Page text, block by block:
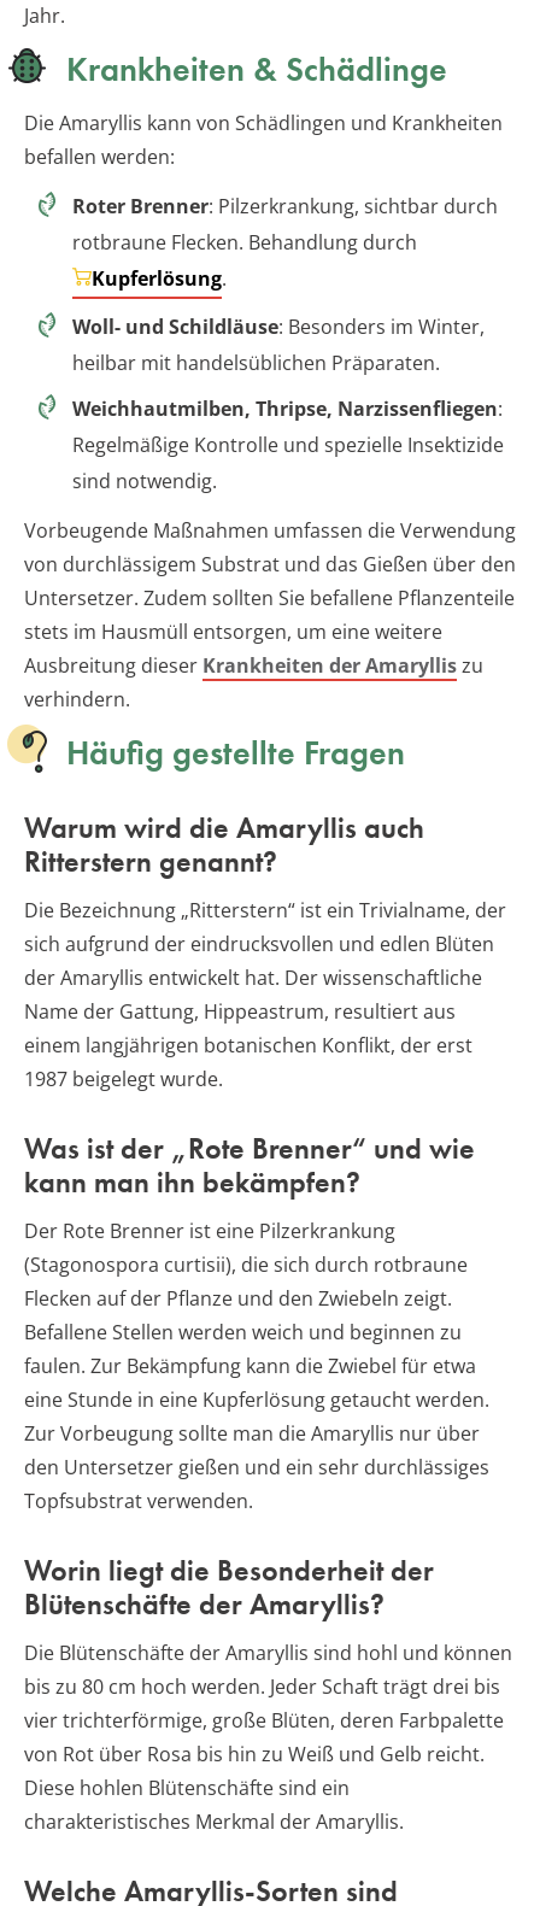
Jahr.
Krankheiten & Schädlinge
Die Amaryllis kann von Schädlingen und Krankheiten
befallen werden:
Roter Brenner: Pilzerkrankung, sichtbar durch
rotbraune Flecken. Behandlung durch
Kupferlösung.
Woll- und Schildläuse: Besonders im Winter,
heilbar mit handelsüblichen Präparaten.
Weichhautmilben, Thripse, Narzissenfliegen:
Regelmäßige Kontrolle und spezielle Insektizide
sind notwendig.
Vorbeugende Maßnahmen umfassen die Verwendung
von durchlässigem Substrat und das Gießen über den
Untersetzer. Zudem sollten Sie befallene Pflanzenteile
stets im Hausmüll entsorgen, um eine weitere
Ausbreitung dieser Krankheiten der Amarylliszu
verhindern.
Häufig gestellte Fragen
Warum wird die Amaryllis auch
Ritterstern genannt?
Die Bezeichnung „Ritterstern“ ist ein Trivialname, der
sich aufgrund der eindrucksvollen und edlen Blüten
der Amaryllis entwickelt hat. Der wissenschaftliche
Name der Gattung, Hippeastrum, resultiert aus
einem langjährigen botanischen Konflikt, der erst
1987 beigelegt wurde.
Was ist der „Rote Brenner“ und wie
kann man ihn bekämpfen?
Der Rote Brenner ist eine Pilzerkrankung
(Stagonospora curtisii), die sich durch rotbraune
Flecken auf der Pflanze und den Zwiebeln zeigt.
Befallene Stellen werden weich und beginnen zu
faulen. Zur Bekämpfung kann die Zwiebel für etwa
eine Stunde in eine Kupferlösung getaucht werden.
Zur Vorbeugung sollte man die Amaryllis nur über
den Untersetzer gießen und ein sehr durchlässiges
Topfsubstrat verwenden.
Worin liegt die Besonderheit der
Blütenschäfte der Amaryllis?
Die Blütenschäfte der Amaryllis sind hohl und können
bis zu 80 cm hoch werden. Jeder Schaft trägt drei bis
vier trichterförmige, große Blüten, deren Farbpalette
von Rot über Rosa bis hin zu Weiß und Gelb reicht.
Diese hohlen Blütenschäfte sind ein
charakteristisches Merkmal der Amaryllis.
Welche Amaryllis-Sorten sind